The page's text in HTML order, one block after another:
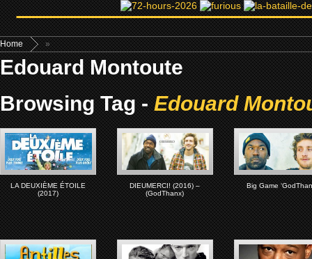
Home »
Edouard Montoute
Browsing Tag -Edouard
LA DEUXIÈME ÉTOILE
(2017)
DIEUMERCI! (2016) –
(GodThanx)
Big Game